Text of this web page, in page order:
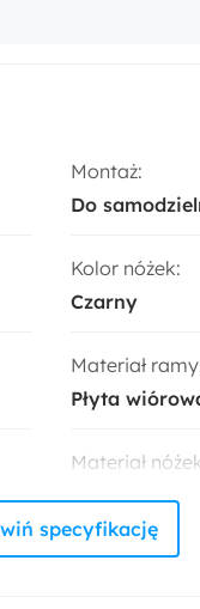
Montaż:
Do
Kolor nóżek:
Czarny
Materiał
Płyta
Materiał
Drewno
Akcja